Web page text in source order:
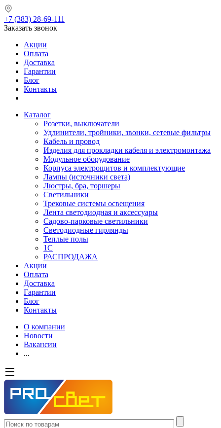
+7 (383) 28-69-111
Заказать звонок
Акции
Оплата
Доставка
Гарантии
Блог
Контакты
Каталог
Розетки, выключатели
Удлинители, тройники, звонки, сетевые фильтры
Кабель и провод
Изделия для прокладки кабеля и электромонтажа
Модульное оборудование
Корпуса электрощитов и комплектующие
Лампы (источники света)
Люстры, бра, торшеры
Светильники
Трековые системы освещения
Лента светодиодная и аксессуары
Садово-парковые светильники
Светодиодные гирлянды
Теплые полы
1С
РАСПРОДАЖА
Акции
Оплата
Доставка
Гарантии
Блог
Контакты
О компании
Новости
Вакансии
...